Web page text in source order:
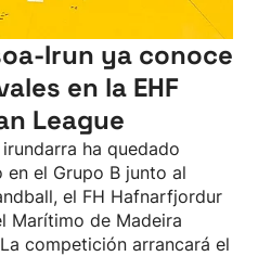
Irun ya conoce
en la EHF
League
ha quedado
en el Grupo B junto al
el FH Hafnarfjordur
Marítimo de Madeira
competición arrancará el